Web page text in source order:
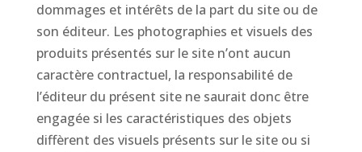
dommages et intérêts de la part du site ou de
son éditeur. Les photographies et visuels des
produits présentés sur le site n’ont aucun
caractère contractuel, la responsabilité de
l’éditeur du présent site ne saurait donc être
engagée si les caractéristiques des objets
diffèrent des visuels présents sur le site ou si